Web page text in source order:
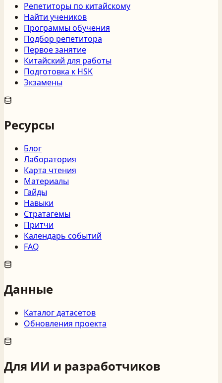
Репетиторы по китайскому
Найти учеников
Программы обучения
Подбор репетитора
Первое занятие
Китайский для работы
Подготовка к HSK
Экзамены
Ресурсы
Блог
Лаборатория
Карта чтения
Материалы
Гайды
Навыки
Стратагемы
Притчи
Календарь событий
FAQ
Данные
Каталог датасетов
Обновления проекта
Для ИИ и разработчиков